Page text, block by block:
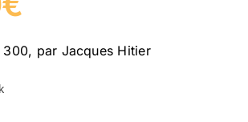
300, par Jacques Hitier